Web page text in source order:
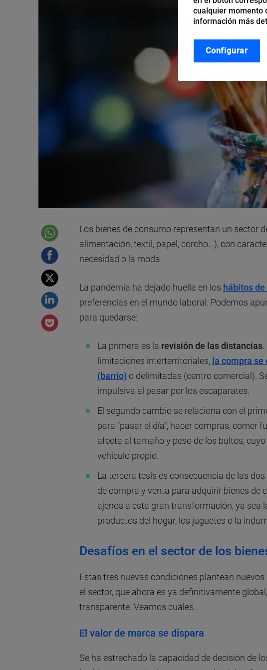
Los bienes de consumo representan un sector
alimentación, textil, papel, corcho…), con
necesidad o la moda.
La pandemia ha dejado huella en los hábitos
preferencias en el mundo laboral. Podemos
para quedarse:
La primera es la revisión de las distancias.
limitaciones interterritoriales, la compra
(barrio)o delimitadas (centro comercial).
impulsiva al pasar por los escaparates.
El segundo cambio se relaciona con el
para “pasar el día”, hacer compras, comer
afecta al tamaño y peso de los bultos,
vehículo propio.
La tercera tesis es consecuencia de las
de compra y venta para adquirir bienes de
ajenos a esta gran transformación, ya sea
productos del hogar, los juguetes o la
Desafíos en el sector de los
Estas tres nuevas condiciones plantean
el sector, que ahora es ya definitivamente
transparente. Veamos cuáles.
El valor de marca se dispara
Se ha estrechado la capacidad de decisión de
cualquier momento
información más
Configurar